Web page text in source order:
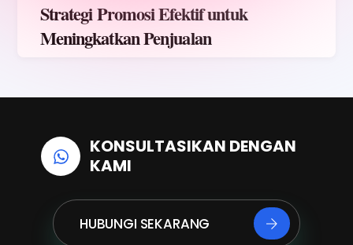
Strategi Promosi Efektif untuk
Meningkatkan Penjualan
KONSULTASIKAN DENGAN
KAMI
HUBUNGI SEKARANG